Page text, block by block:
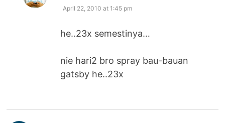
April 22, 2010 at 1:45 pm
he..23x semestinya…
nie hari2 bro spray bau-bauan
gatsby he..23x